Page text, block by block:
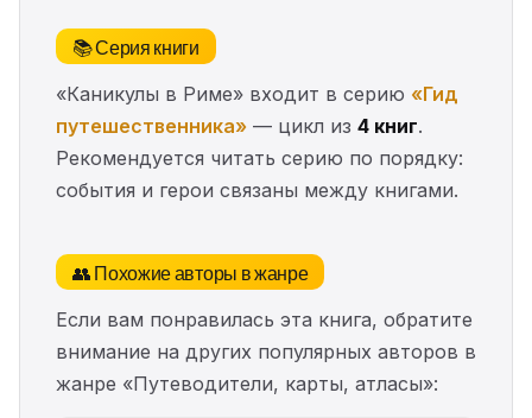
📚 Серия книги
«Каникулы в Риме» входит в серию «Гид
путешественника» — цикл из 4 книг.
Рекомендуется читать серию по порядку:
события и герои связаны между книгами.
👥 Похожие авторы в жанре
Если вам понравилась эта книга, обратите
внимание на других популярных авторов в
жанре «Путеводители, карты, атласы»: